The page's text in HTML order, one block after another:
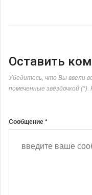
Оставить
Убедитесь, что Вы ввели
помеченные звёздочкой (*).
Сообщение *